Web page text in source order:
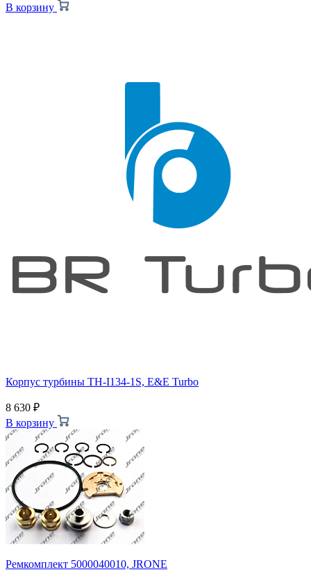
В корзину
Корпус турбины TH-I134-1S, E&E Turbo
8 630 ₽
В корзину
Ремкомплект 5000040010, JRONE